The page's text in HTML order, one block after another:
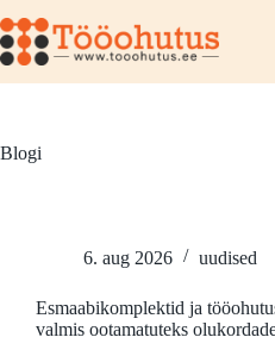
Blogi
6. aug 2026 uudised
Esmaabikomplektid ja
valmis ootamatuteks